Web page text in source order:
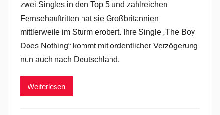
zwei Singles in den Top 5 und zahlreichen
Fernsehauftritten hat sie Großbritannien
mittlerweile im Sturm erobert. Ihre Single „The Boy
Does Nothing“ kommt mit ordentlicher Verzögerung
nun auch nach Deutschland.
Weiterlesen